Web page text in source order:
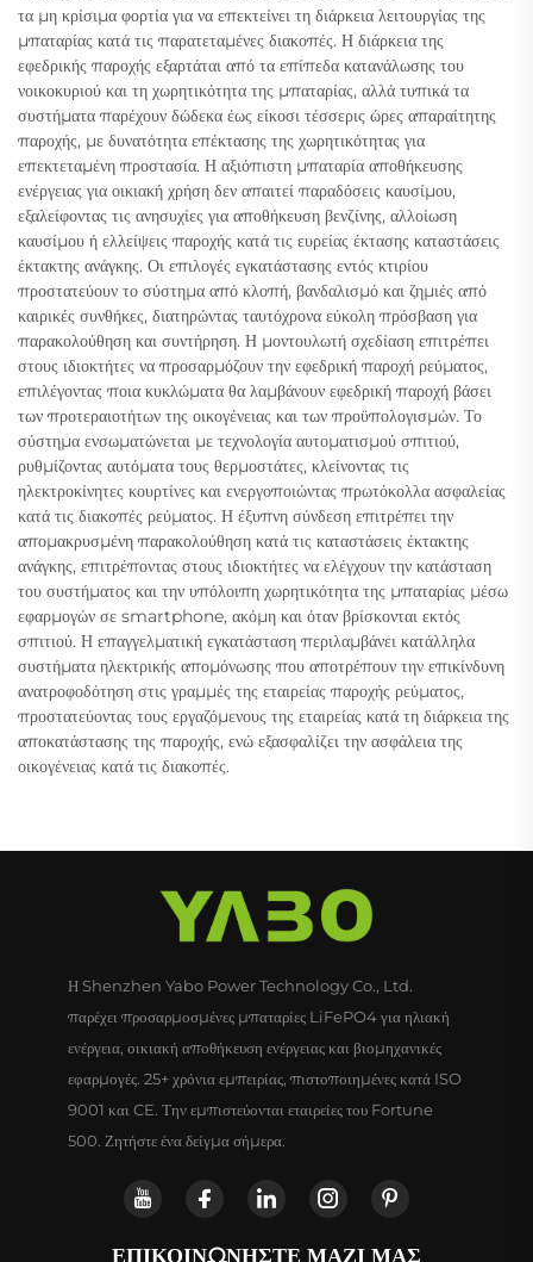
τα μη κρίσιμα φορτία για να επεκτείνει τη διάρκεια λειτουργίας της
μπαταρίας κατά τις παρατεταμένες διακοπές. Η διάρκεια της
εφεδρικής παροχής εξαρτάται από τα επίπεδα κατανάλωσης του
νοικοκυριού και τη χωρητικότητα της μπαταρίας, αλλά τυπικά τα
συστήματα παρέχουν δώδεκα έως είκοσι τέσσερις ώρες απαραίτητης
παροχής, με δυνατότητα επέκτασης της χωρητικότητας για
επεκτεταμένη προστασία. Η αξιόπιστη μπαταρία αποθήκευσης
ενέργειας για οικιακή χρήση δεν απαιτεί παραδόσεις καυσίμου,
εξαλείφοντας τις ανησυχίες για αποθήκευση βενζίνης, αλλοίωση
καυσίμου ή ελλείψεις παροχής κατά τις ευρείας έκτασης καταστάσεις
έκτακτης ανάγκης. Οι επιλογές εγκατάστασης εντός κτιρίου
προστατεύουν το σύστημα από κλοπή, βανδαλισμό και ζημιές από
καιρικές συνθήκες, διατηρώντας ταυτόχρονα εύκολη πρόσβαση για
παρακολούθηση και συντήρηση. Η μοντουλωτή σχεδίαση επιτρέπει
στους ιδιοκτήτες να προσαρμόζουν την εφεδρική παροχή ρεύματος,
επιλέγοντας ποια κυκλώματα θα λαμβάνουν εφεδρική παροχή βάσει
των προτεραιοτήτων της οικογένειας και των προϋπολογισμών. Το
σύστημα ενσωματώνεται με τεχνολογία αυτοματισμού σπιτιού,
ρυθμίζοντας αυτόματα τους θερμοστάτες, κλείνοντας τις
ηλεκτροκίνητες κουρτίνες και ενεργοποιώντας πρωτόκολλα ασφαλείας
κατά τις διακοπές ρεύματος. Η έξυπνη σύνδεση επιτρέπει την
απομακρυσμένη παρακολούθηση κατά τις καταστάσεις έκτακτης
ανάγκης, επιτρέποντας στους ιδιοκτήτες να ελέγχουν την κατάσταση
του συστήματος και την υπόλοιπη χωρητικότητα της μπαταρίας μέσω
εφαρμογών σε smartphone, ακόμη και όταν βρίσκονται εκτός
σπιτιού. Η επαγγελματική εγκατάσταση περιλαμβάνει κατάλληλα
συστήματα ηλεκτρικής απομόνωσης που αποτρέπουν την επικίνδυνη
ανατροφοδότηση στις γραμμές της εταιρείας παροχής ρεύματος,
προστατεύοντας τους εργαζόμενους της εταιρείας κατά τη διάρκεια της
αποκατάστασης της παροχής, ενώ εξασφαλίζει την ασφάλεια της
οικογένειας κατά τις διακοπές.
Η Shenzhen Yabo Power Technology Co., Ltd.
παρέχει προσαρμοσμένες μπαταρίες LiFePO4 για ηλιακή
ενέργεια, οικιακή αποθήκευση ενέργειας και βιομηχανικές
εφαρμογές. 25+ χρόνια εμπειρίας, πιστοποιημένες κατά ISO
9001 και CE. Την εμπιστεύονται εταιρείες του Fortune
500. Ζητήστε ένα δείγμα σήμερα.
ΕΠΙΚΟΙΝΩΝΉΣΤΕ ΜΑΖΊ ΜΑΣ